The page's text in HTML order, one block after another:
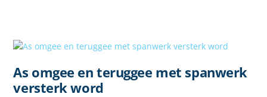
As omgee en teruggee met spanwerk
versterk word